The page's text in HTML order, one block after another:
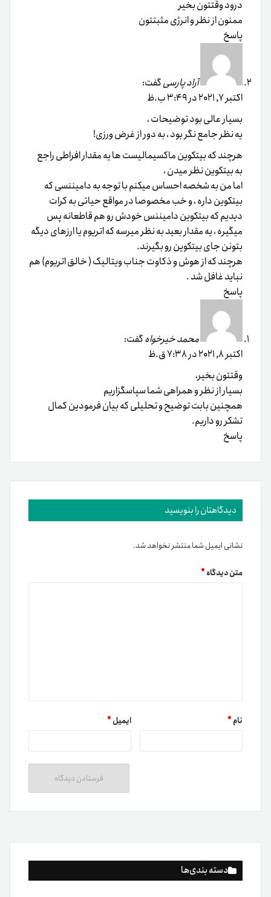
دسته بندی‌ها
درود وقتتون بخیر
ممنون از نظر و انرژی مثبتتون
پاسخ
آراد پارسیگفت:
اکتبر 7, 2021 در 3:49 ب.ظ
بسیار عالی بود توضیحات ،
یه نظر جامع نگر بود ، به دور از غرض ورزی!
هرچند که بیتکوین ماکسیمالیست ها یه مقدار افراطی راجع
به بیتکوین نظر میدن ،
اما من به شخصه احساس میکنم با توجه به دامیننسی که
بیتکوین داره ، و خب مخصوصا در مواقع حیاتی به کرات
دیدیم که بیتکوین دامیننس خودش رو هم قاطعانه پس
میگیره ، یه مقدار بعید به نظر میرسه که اتریوم یا ارزهای دیگه
بتونن جای بیتکوین رو بگیرند.
هرچند که از هوش و ذکاوت جناب ویتالیک ( خالق اتریوم) هم
نباید غافل شد .
پاسخ
محمد خیرخواهگفت:
اکتبر 8, 2021 در 7:38 ق.ظ
وقتتون بخیر،
بسیار از نظر و همراهی شما سپاسگزاریم
همچنین بابت توضیح و تحلیلی که بیان فرمودین کمال
تشکر رو داریم.
پاسخ
دیدگاهتان را بنویسید
نشانی ایمیل شما منتشر نخواهد شد.
متن دیدگاه*
نام* ایمیل*